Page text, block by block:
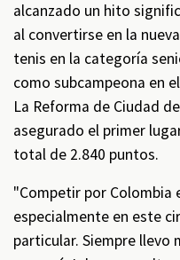
alcanzado un hito
al convertirse en la
tenis en la categoría
como subcampeona en
La Reforma de Ciudad
asegurado el primer
total de 2.840 puntos.
"Competir por Colombia
especialmente en este
particular. Siempre llevo